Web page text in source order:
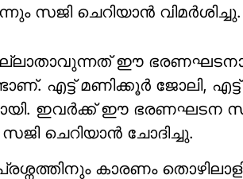
സജി ചെറിയാന്‍ വിമര്‍ശിച്ചു.
ഈ ഭരണഘടനാ
എട്ട് മണിക്കൂര്‍ ജോലി,
ഇവര്‍ക്ക് ഈ ഭരണഘടന
ചെറിയാന്‍ ചോദിച്ചു.
കാരണം